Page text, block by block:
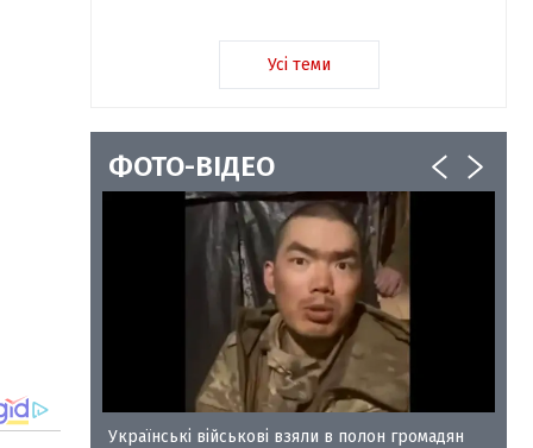
Усі теми
ФОТО-ВІДЕО
35
Українські військові взяли в полон громадян